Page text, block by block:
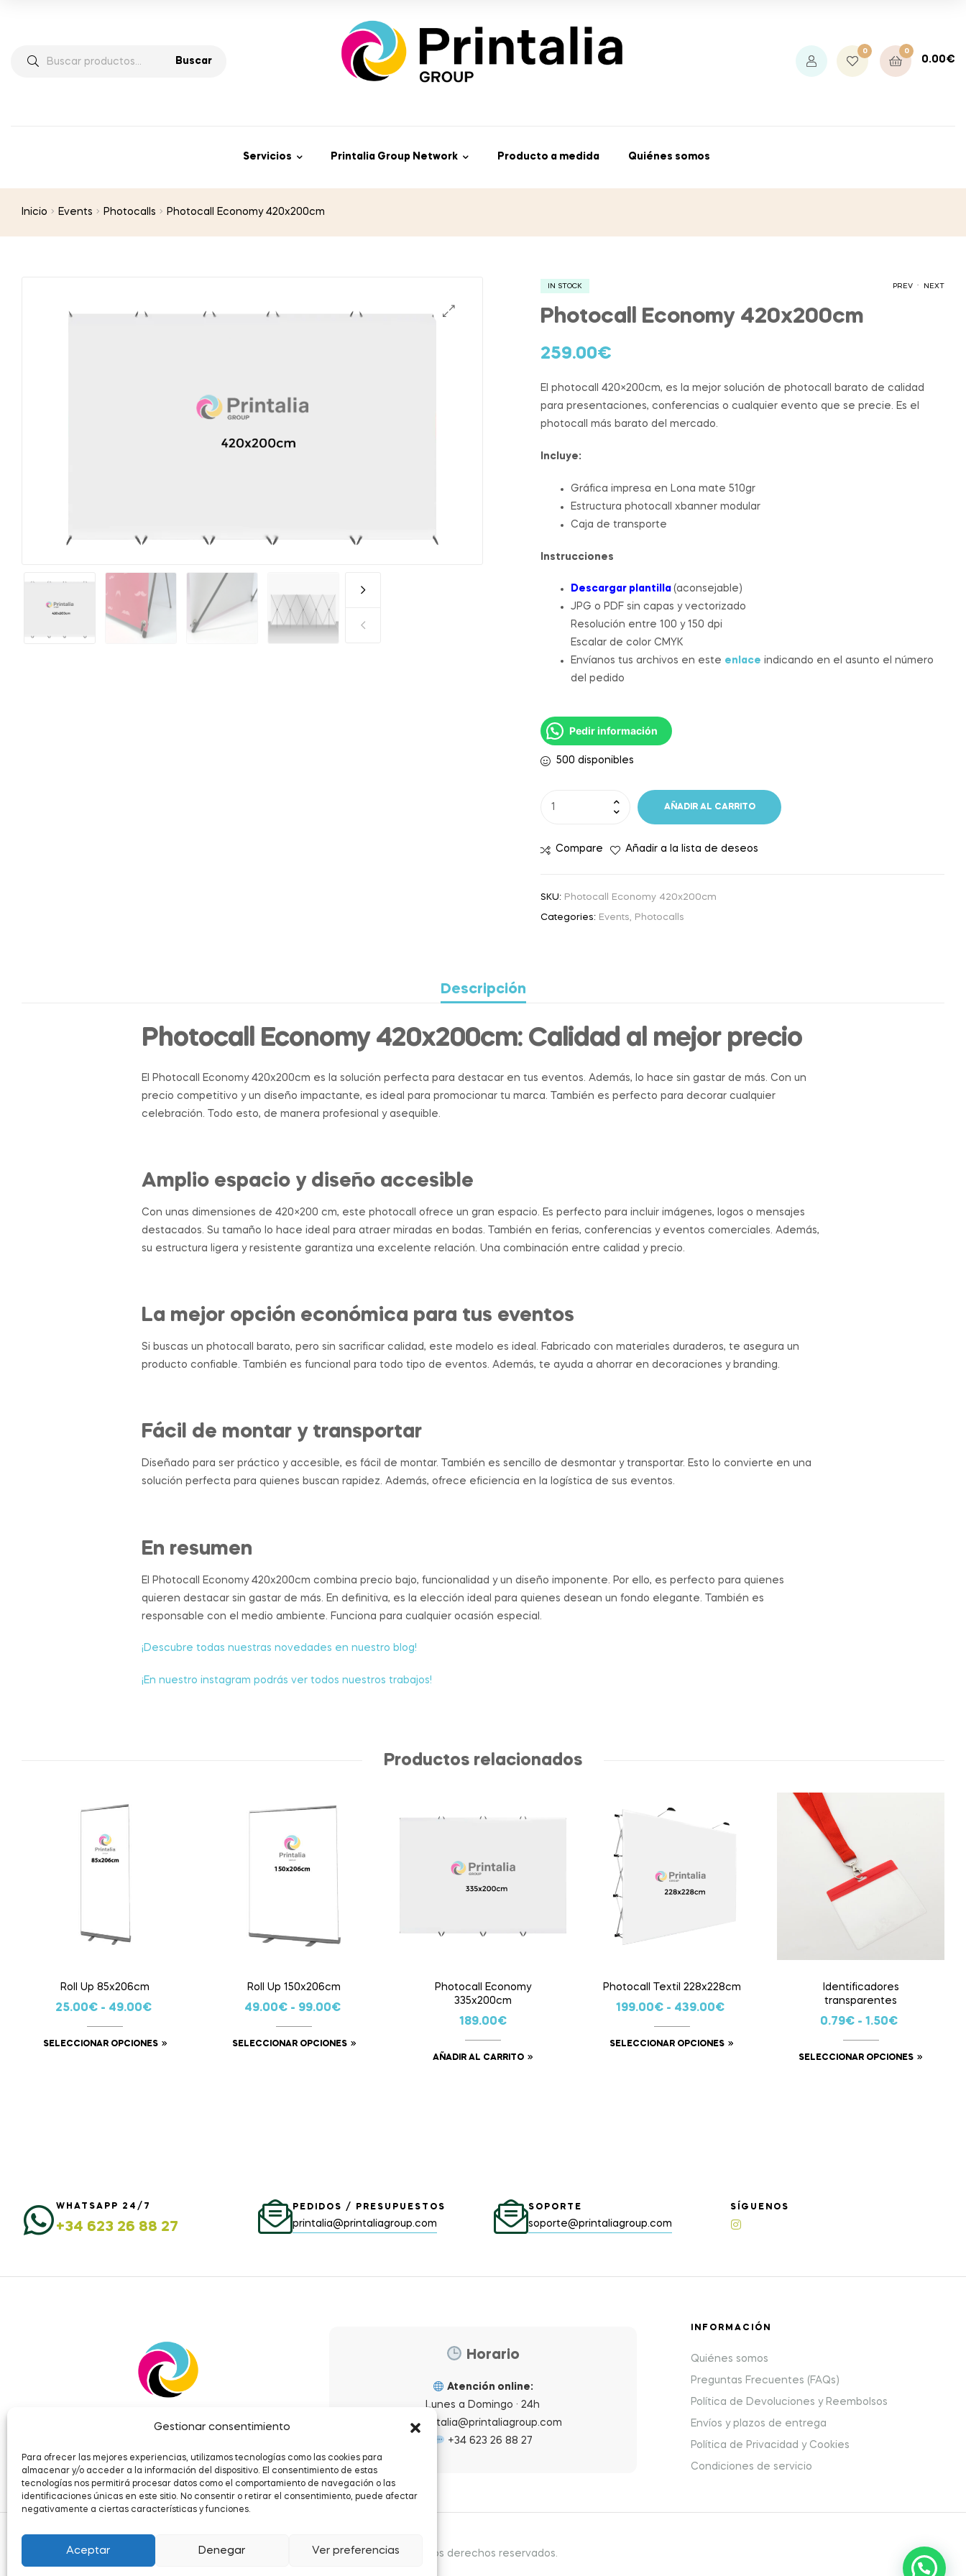
Gestionar consentimiento
Para ofrecer las mejores experiencias, utilizamos tecnologías como las cookies para
almacenar y/o acceder a la información del dispositivo. El consentimiento de estas
tecnologías nos permitirá procesar datos como el comportamiento de navegación o las
identificaciones únicas en este sitio. No consentir o retirar el consentimiento, puede afectar
negativamente a ciertas características y funciones.
Aceptar Denegar Ver preferencias
Buscar
0 0
0.00€
Servicios Printalia Group Network Producto a medida Quiénes somos
Inicio Events Photocalls Photocall Economy 420x200cm
PREV NEXT
IN STOCK
Photocall Economy 420x200cm
259.00€
El photocall 420×200cm, es la mejor solución de photocall barato de calidad
para presentaciones, conferencias o cualquier evento que se precie. Es el
photocall más barato del mercado.
Incluye:
Gráfica impresa en Lona mate 510gr
Estructura photocall xbanner modular
Caja de transporte
Instrucciones
Descargar plantilla (aconsejable)
JPG o PDF sin capas y vectorizado
Resolución entre 100 y 150 dpi
Escalar de color CMYK
Envíanos tus archivos en este enlace indicando en el asunto el número
del pedido
Pedir información
500 disponibles
AÑADIR AL CARRITO
Compare Añadir a la lista de deseos
SKU: Photocall Economy 420x200cm
Categories: Events, Photocalls
Descripción
Photocall Economy 420x200cm: Calidad al mejor precio
El Photocall Economy 420x200cm es la solución perfecta para destacar en tus eventos. Además, lo hace sin gastar de más. Con un
precio competitivo y un diseño impactante, es ideal para promocionar tu marca. También es perfecto para decorar cualquier
celebración. Todo esto, de manera profesional y asequible.
Amplio espacio y diseño accesible
Con unas dimensiones de 420×200 cm, este photocall ofrece un gran espacio. Es perfecto para incluir imágenes, logos o mensajes
destacados. Su tamaño lo hace ideal para atraer miradas en bodas. También en ferias, conferencias y eventos comerciales. Además,
su estructura ligera y resistente garantiza una excelente relación. Una combinación entre calidad y precio.
La mejor opción económica para tus eventos
Si buscas un photocall barato, pero sin sacrificar calidad, este modelo es ideal. Fabricado con materiales duraderos, te asegura un
producto confiable. También es funcional para todo tipo de eventos. Además, te ayuda a ahorrar en decoraciones y branding.
Fácil de montar y transportar
Diseñado para ser práctico y accesible, es fácil de montar. También es sencillo de desmontar y transportar. Esto lo convierte en una
solución perfecta para quienes buscan rapidez. Además, ofrece eficiencia en la logística de sus eventos.
En resumen
El Photocall Economy 420x200cm combina precio bajo, funcionalidad y un diseño imponente. Por ello, es perfecto para quienes
quieren destacar sin gastar de más. En definitiva, es la elección ideal para quienes desean un fondo elegante. También es
responsable con el medio ambiente. Funciona para cualquier ocasión especial.
¡Descubre todas nuestras novedades en nuestro blog!
¡En nuestro instagram podrás ver todos nuestros trabajos!
Productos relacionados
Roll Up 85x206cm
25.00€ - 49.00€
SELECCIONAR OPCIONES
Roll Up 150x206cm
49.00€ - 99.00€
SELECCIONAR OPCIONES
Photocall Economy
335x200cm
189.00€
AÑADIR AL CARRITO
Photocall Textil 228x228cm
199.00€ - 439.00€
SELECCIONAR OPCIONES
Identificadores
transparentes
0.79€ -1.50€
SELECCIONAR OPCIONES
WHATSAPP 24/7
+34 623 26 88 27
PEDIDOS / PRESUPUESTOS
printalia@printaliagroup.com
SOPORTE
soporte@printaliagroup.com
SÍGUENOS
Horario
Atención online:
Lunes a Domingo · 24h
printalia@printaliagroup.com
+34 623 26 88 27
INFORMACIÓN
Quiénes somos
Preguntas Frecuentes (FAQs)
Política de Devoluciones y Reembolsos
Envíos y plazos de entrega
Política de Privacidad y Cookies
Condiciones de servicio
Copyright © 2026.Todos los derechos reservados.